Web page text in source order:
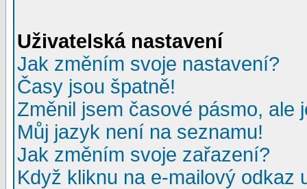
Uživatelská nastavení
Jak změním svoje nastavení?
Časy jsou špatně!
Změnil jsem časové pásmo, ale
Můj jazyk není na seznamu!
Jak změním svoje zařazení?
Když kliknu na e-mailový odkaz